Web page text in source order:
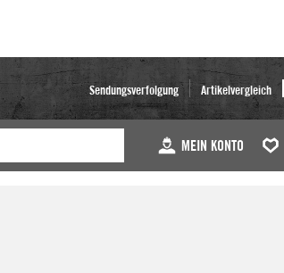
Sendungsverfolgung Artikelvergleich
MEIN KONTO